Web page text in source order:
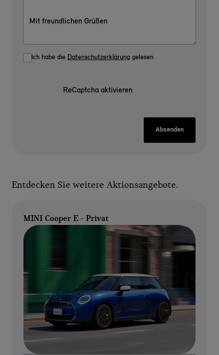
Ich habe die Datenschutzerklärung gelesen
ReCaptcha aktivieren
Absenden
Entdecken Sie weitere Aktionsangebote.
MINI Cooper E - Privat